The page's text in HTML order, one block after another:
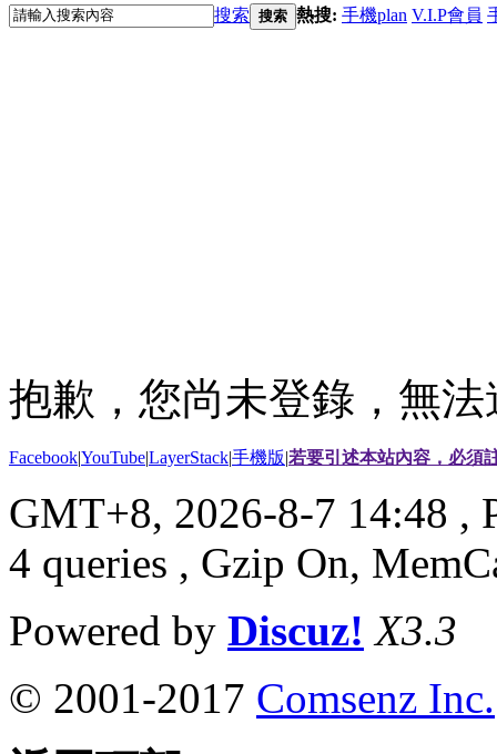
搜索 搜索 熱搜: 手機plan V.I.P會員
抱歉，您尚未登錄，無
Facebook|YouTube|LayerStack|手機版|若要引述本站內容，必須
GMT+8, 2026-8-7 14:48 ,
4 queries , Gzip On,
Powered by Discuz! X3.3
© 2001-2017 Comsenz Inc.